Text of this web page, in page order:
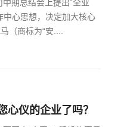
期总结会上提出“全业
中心思想，决定加大核心
（商标为“安....
心仪的企业了吗？